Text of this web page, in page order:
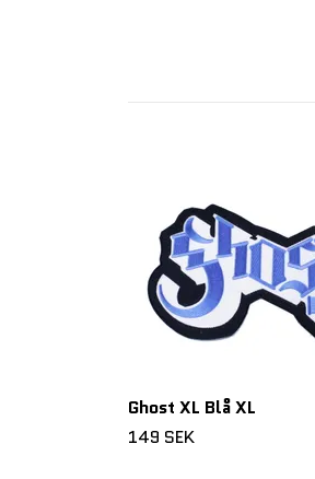
Ghost XL Blå XL
149 SEK